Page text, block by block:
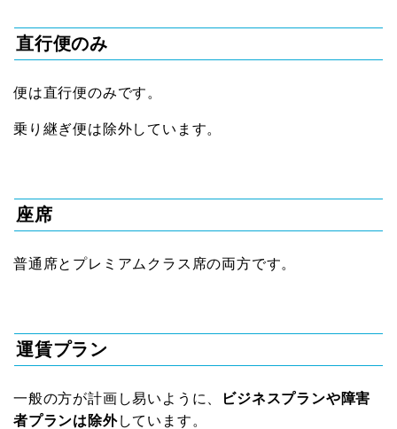
直行便のみ
便は直行便のみです。
乗り継ぎ便は除外しています。
座席
普通席とプレミアムクラス席の両方です。
運賃プラン
一般の方が計画し易いように、
ビジネスプランや障害
者プランは除外しています。